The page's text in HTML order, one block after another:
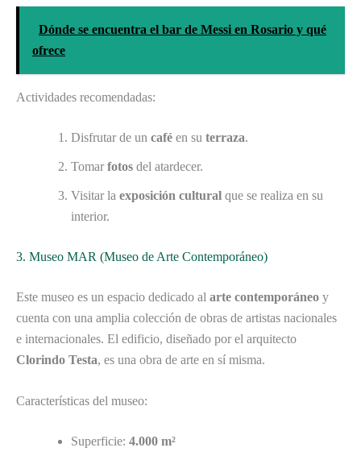
Dónde se encuentra el bar de Messi en Rosario y qué
ofrece
Actividades recomendadas:
Disfrutar de un café en su terraza.
Tomar fotos del atardecer.
Visitar la exposición cultural que se realiza en su
interior.
3. Museo MAR (Museo de Arte Contemporáneo)
Este museo es un espacio dedicado al arte contemporáneo y
cuenta con una amplia colección de obras de artistas nacionales
e internacionales. El edificio, diseñado por el arquitecto
Clorindo Testa, es una obra de arte en sí misma.
Características del museo:
Superficie: 4.000 m²